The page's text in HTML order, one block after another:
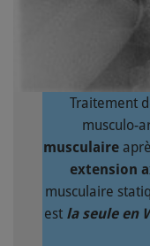
Traitement
musculo-
musculaire
extension
musculaire
est la seule en